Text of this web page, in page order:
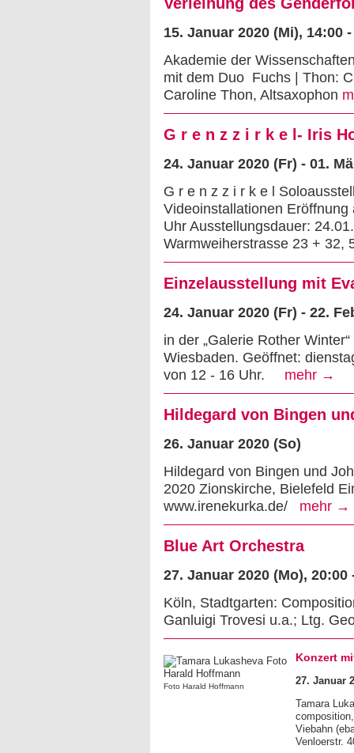
15. Januar 2020 (Mi), 14:00
Akademie der
mit dem Duo Fuchs | Thon:
Caroline Thon, Altsaxophon
G r e n z z i r k e l- Iris
24. Januar 2020 (Fr) - 01.
G r e n z z i r k e l
Videoinstallationen
Uhr Ausstellungsdauer:
Warmweiherstrasse 23 + 32,
Einzelausstellung mit
24. Januar 2020 (Fr) - 22.
in der „Galerie Rother
Wiesbaden. Geöffnet:
von 12 - 16 Uhr. mehr →
Hildegard von Bingen
26. Januar 2020 (So)
Hildegard von Bingen und
2020 Zionskirche, Bielefeld
www.irenekurka.de/ mehr →
Blue Art Orchestra
27. Januar 2020 (Mo), 20:00
Köln, Stadtgarten:
Ganluigi Trovesi u.a.; Ltg.
Foto Harald Hoffmann
Konzert
27. Januar
Tamara
Viebahn
Venloerstr.